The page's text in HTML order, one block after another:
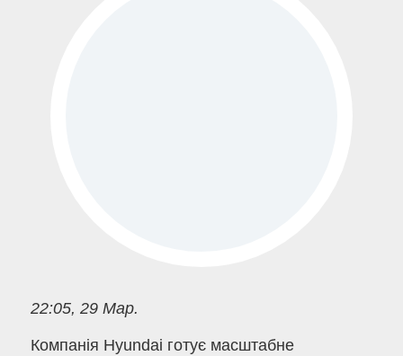
22:05, 29 Мар.
Компанія Hyundai готує масштабне